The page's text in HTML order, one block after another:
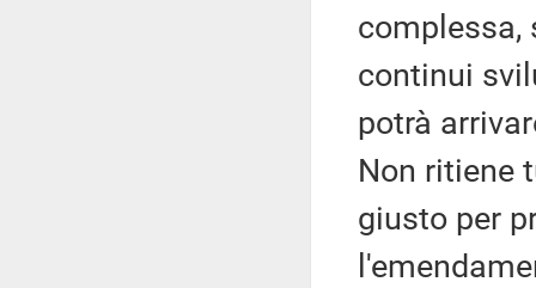
complessa,
continui
potrà
Non ritiene
giusto per